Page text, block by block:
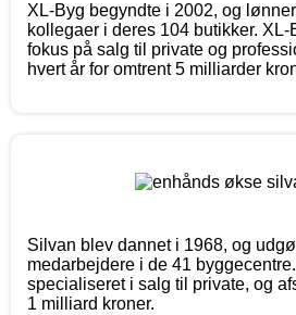
XL-Byg begyndte i 2002, og
kollegaer i deres 104 butikker.
fokus på salg til private og
hvert år for omtrent 5 milliarder
Silvan blev dannet i 1968, og
medarbejdere i de 41
specialiseret i salg til private, og
1 milliard kroner.